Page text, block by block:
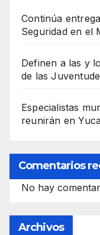
Continúa
Seguridad en el
Definen a las y
de las
Especialistas
reunirán en
Comentarios
No hay
Archivos